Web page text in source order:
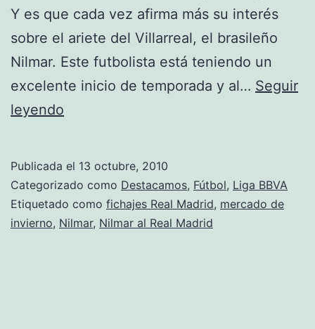
Y es que cada vez afirma más su interés
sobre el ariete del Villarreal, el brasileño
Nilmar. Este futbolista está teniendo un
excelente inicio de temporada y al… Seguir
leyendo
no
disimula
su
Publicada el 13 octubre, 2010
Categorizado como Destacamos, Fútbol, Liga BBVA
Etiquetado como fichajes Real Madrid, mercado de
invierno, Nilmar, Nilmar al Real Madrid